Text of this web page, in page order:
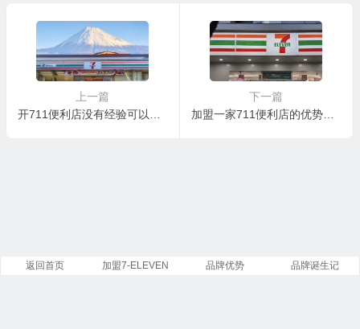
上一篇
下一篇
加盟一家711便利店的优势以及费用？
返回首页 加盟7-ELEVEN 品牌优势 品牌诞生记